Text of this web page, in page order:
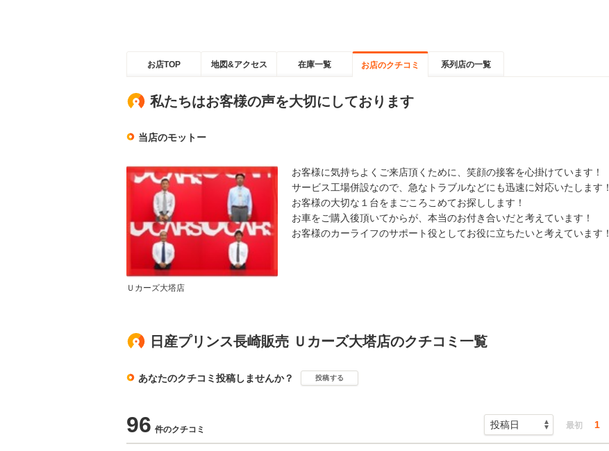
お店TOP 地図&アクセス 在庫一覧 お店のクチコミ 系列店の一覧
私たちはお客様の声を大切にしております
当店のモットー
Ｕカーズ大塔店
お客様に気持ちよくご来店頂くために、笑顔の接客を心掛けています！
サービス工場併設なので、急なトラブルなどにも迅速に対応いたします！
お客様の大切な１台をまごころこめてお探しします！
お車をご購入後頂いてからが、本当のお付き合いだと考えています！
お客様のカーライフのサポート役としてお役に立ちたいと考えています！
日産プリンス長崎販売 Ｕカーズ大塔店のクチコミ一覧
あなたのクチコミ投稿しませんか？ 投稿する
96 件のクチコミ 最初 1